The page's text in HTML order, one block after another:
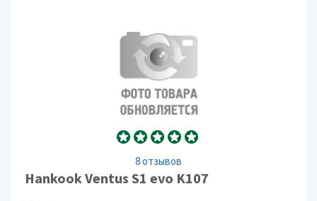
8 отзывов
Hankook Ventus S1 evo K107